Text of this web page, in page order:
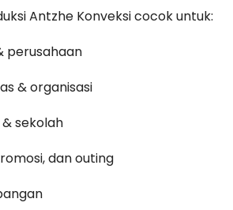
Antzhe Konveksi cocok untuk:
perusahaan
& organisasi
sekolah
dan outing